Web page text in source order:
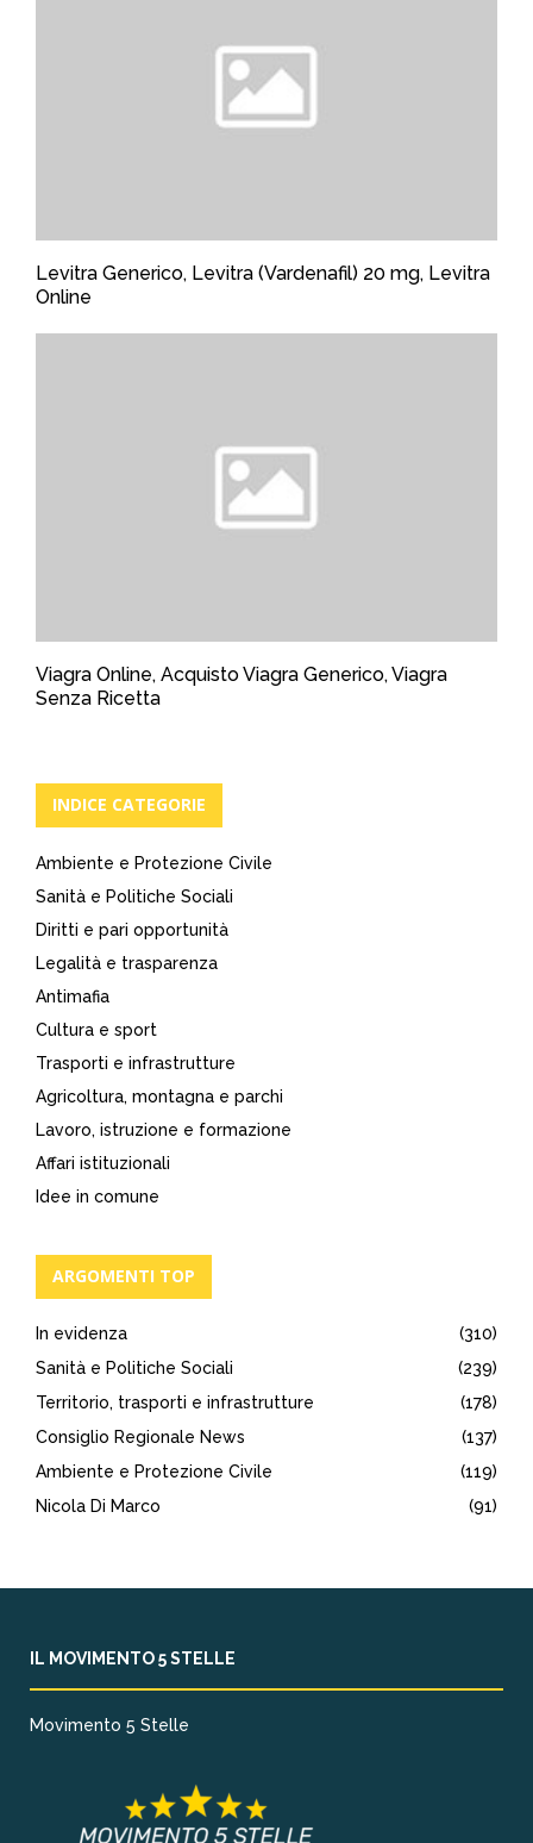
Levitra Generico, Levitra (Vardenafil) 20 mg, Levitra
Online
Viagra Online, Acquisto Viagra Generico, Viagra
Senza Ricetta
INDICE CATEGORIE
Ambiente e Protezione Civile
Sanità e Politiche Sociali
Diritti e pari opportunità
Legalità e trasparenza
Antimafia
Cultura e sport
Trasporti e infrastrutture
Agricoltura, montagna e parchi
Lavoro, istruzione e formazione
Affari istituzionali
Idee in comune
ARGOMENTI TOP
In evidenza
(310)
Sanità e Politiche Sociali
(239)
Territorio, trasporti e infrastrutture
(178)
Consiglio Regionale News
(137)
Ambiente e Protezione Civile
(119)
Nicola Di Marco
(91)
IL MOVIMENTO 5 STELLE
Movimento 5 Stelle